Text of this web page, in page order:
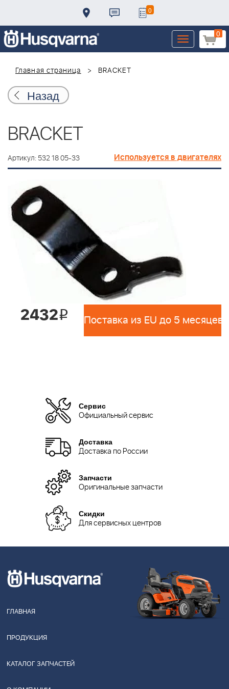
0
0
Toggle
navigation
Главная страница
BRACKET
Назад
BRACKET
Артикул: 532 18 05-33 Используется в двигателях
2432i Поставка из EU до 5 месяцев
Сервис
Официальный сервис
Доставка
Доставка по России
Запчасти
Оригинальные запчасти
Скидки
Для сервисных центров
ГЛАВНАЯ
ПРОДУКЦИЯ
КАТАЛОГ ЗАПЧАСТЕЙ